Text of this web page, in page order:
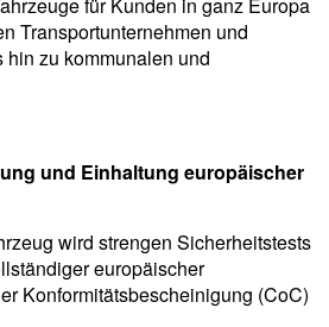
Transportunternehmen und
zu kommunalen und
und Einhaltung europäischer
wird strengen Sicherheitstests
europäischer
Konformitätsbescheinigung (CoC)